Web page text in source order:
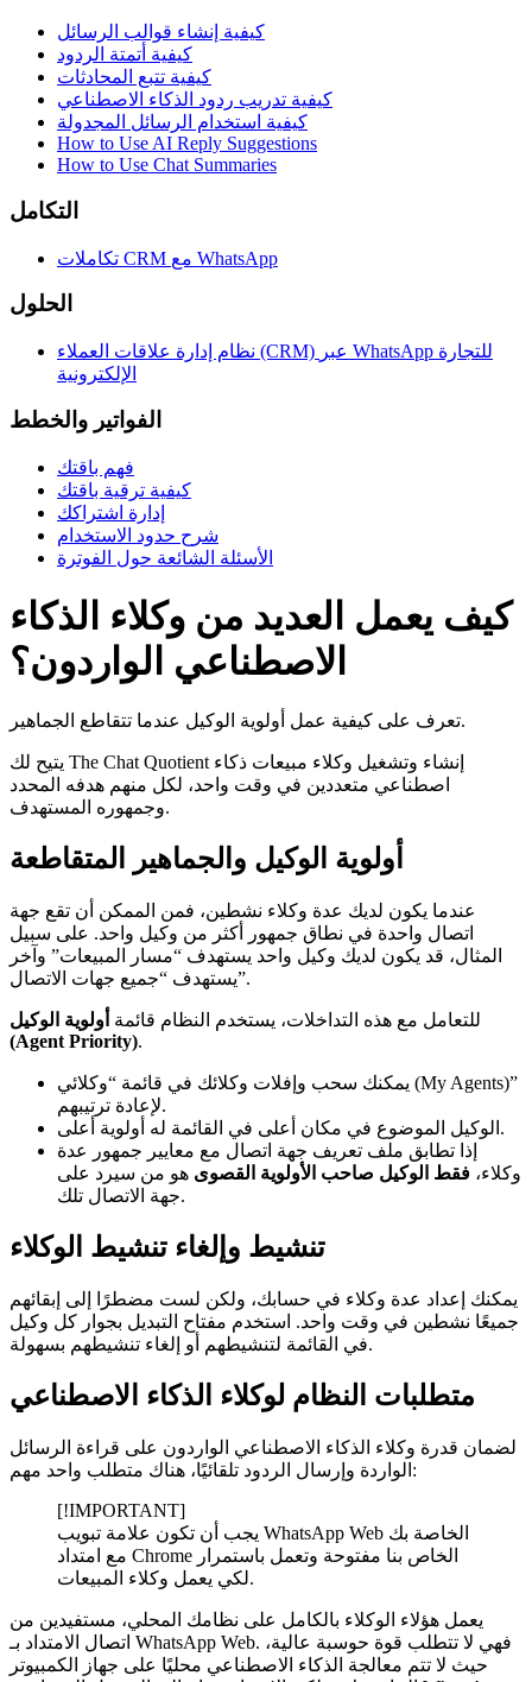
كيفية إنشاء قوالب الرسائل
كيفية أتمتة الردود
كيفية تتبع المحادثات
كيفية تدريب ردود الذكاء الاصطناعي
كيفية استخدام الرسائل المجدولة
How to Use AI Reply Suggestions
How to Use Chat Summaries
التكامل
تكاملات CRM مع WhatsApp
الحلول
نظام إدارة علاقات العملاء (CRM) عبر WhatsApp للتجارة
الإلكترونية
الفواتير والخطط
فهم باقتك
كيفية ترقية باقتك
إدارة اشتراكك
شرح حدود الاستخدام
الأسئلة الشائعة حول الفوترة
كيف يعمل العديد من وكلاء الذكاء
الاصطناعي الواردون؟
تعرف على كيفية عمل أولوية الوكيل عندما تتقاطع الجماهير.
يتيح لك The Chat Quotient إنشاء وتشغيل وكلاء مبيعات ذكاء
اصطناعي متعددين في وقت واحد، لكل منهم هدفه المحدد
وجمهوره المستهدف.
أولوية الوكيل والجماهير المتقاطعة
عندما يكون لديك عدة وكلاء نشطين، فمن الممكن أن تقع جهة
اتصال واحدة في نطاق جمهور أكثر من وكيل واحد. على سبيل
المثال، قد يكون لديك وكيل واحد يستهدف “مسار المبيعات” وآخر
يستهدف “جميع جهات الاتصال”.
للتعامل مع هذه التداخلات، يستخدم النظام قائمة أولوية الوكيل
(Agent Priority).
يمكنك سحب وإفلات وكلائك في قائمة “وكلائي (My Agents)”
لإعادة ترتيبهم.
الوكيل الموضوع في مكان أعلى في القائمة له أولوية أعلى.
إذا تطابق ملف تعريف جهة اتصال مع معايير جمهور عدة
وكلاء، فقط الوكيل صاحب الأولوية القصوى هو من سيرد على
جهة الاتصال تلك.
تنشيط وإلغاء تنشيط الوكلاء
يمكنك إعداد عدة وكلاء في حسابك، ولكن لست مضطرًا إلى إبقائهم
جميعًا نشطين في وقت واحد. استخدم مفتاح التبديل بجوار كل وكيل
في القائمة لتنشيطهم أو إلغاء تنشيطهم بسهولة.
متطلبات النظام لوكلاء الذكاء الاصطناعي
لضمان قدرة وكلاء الذكاء الاصطناعي الواردون على قراءة الرسائل
الواردة وإرسال الردود تلقائيًا، هناك متطلب واحد مهم:
[!IMPORTANT]
يجب أن تكون علامة تبويب WhatsApp Web الخاصة بك
مع امتداد Chrome الخاص بنا مفتوحة وتعمل باستمرار
لكي يعمل وكلاء المبيعات.
يعمل هؤلاء الوكلاء بالكامل على نظامك المحلي، مستفيدين من
اتصال الامتداد بـ WhatsApp Web. فهي لا تتطلب قوة حوسبة عالية،
حيث لا تتم معالجة الذكاء الاصطناعي محليًا على جهاز الكمبيوتر